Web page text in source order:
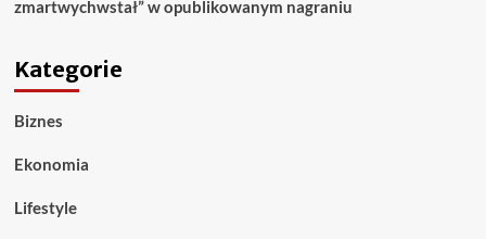
zmartwychwstał” w opublikowanym nagraniu
Kategorie
Biznes
Ekonomia
Lifestyle